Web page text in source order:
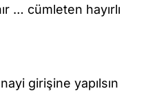
… cümleten hayırlı
girişine yapılsın